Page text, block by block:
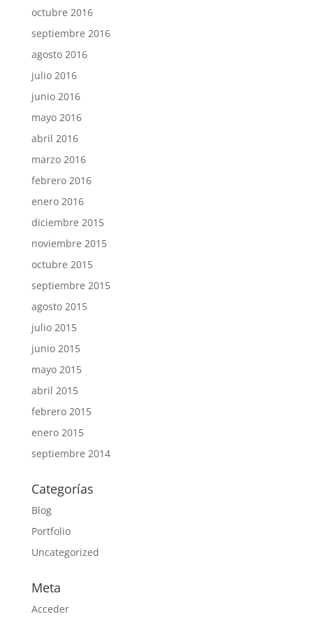
octubre 2016
septiembre 2016
agosto 2016
julio 2016
junio 2016
mayo 2016
abril 2016
marzo 2016
febrero 2016
enero 2016
diciembre 2015
noviembre 2015
octubre 2015
septiembre 2015
agosto 2015
julio 2015
junio 2015
mayo 2015
abril 2015
febrero 2015
enero 2015
septiembre 2014
Categorías
Blog
Portfolio
Uncategorized
Meta
Acceder